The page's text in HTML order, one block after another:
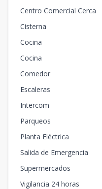
Centro Comercial Cerca
Cisterna
Cocina
Cocina
Comedor
Escaleras
Intercom
Parqueos
Planta Eléctrica
Salida de Emergencia
Supermercados
Vigilancia 24 horas